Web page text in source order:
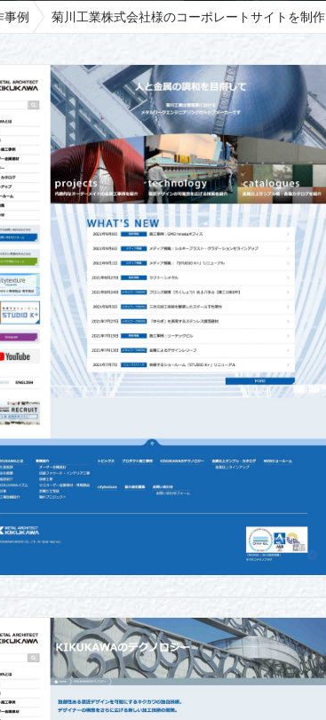
事例 菊川工業株式会社様のコーポレートサイトを制作